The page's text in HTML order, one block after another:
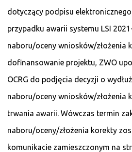
dotyczący podpisu
przypadku awarii systemu LSI
naboru/oceny wniosków/złożenia
dofinansowanie projektu, ZWO
OCRG do podjęcia decyzji o
naboru/oceny wniosków/złożenia
trwania awarii. Wówczas termin
naboru/oceny/złożenia korekty
komunikacie zamieszczonym na